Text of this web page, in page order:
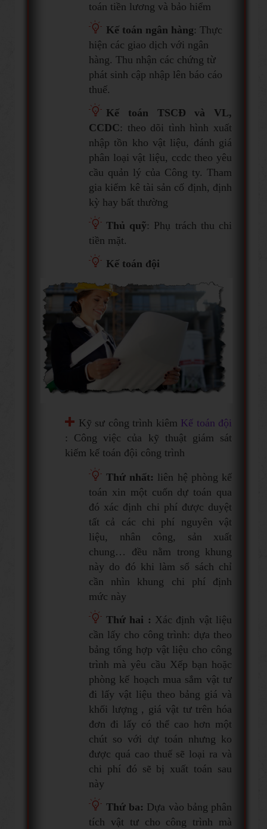
toán tiền lương và bảo hiểm
Kế toán ngân hàng: Thực
hiện các giao dịch với ngân
hàng. Thu nhận các chứng từ
phát sinh cập nhập lên báo cáo
thuế.
Kế toán TSCĐ và VL,
CCDC: theo dõi tình hình xuất
nhập tồn kho vật liệu, đánh giá
phân loại vật liệu, ccdc theo yêu
cầu quản lý của Công ty. Tham
gia kiểm kê tài sản cố định, định
kỳ hay bất thường
Thủ quỹ: Phụ trách thu chi
tiền mặt.
Kế toán đội
Kỹ sư công trình kiêm Kế toán đội
: Công việc của kỹ thuật giám sát
kiếm kế toán đội công trình
Thứ nhất: liên hệ phòng kế
toán xin một cuốn dự toán qua
đó xác định chi phí được duyệt
tất cả các chi phí nguyên vật
liệu, nhân công, sản xuất
chung… đều nằm trong khung
này do đó khi làm sổ sách chỉ
cần nhìn khung chi phí định
mức này
Thứ hai : Xác định vật liệu
cần lấy cho công trình: dựa theo
bảng tổng hợp vật liệu cho công
trình mà yêu cầu Xếp bạn hoặc
phòng kế hoạch mua sắm vật tư
đi lấy vật liệu theo bảng giá và
khối lượng , giá vật tư trên hóa
đơn đi lấy có thể cao hơn một
chút so với dự toán nhưng ko
được quá cao thuế sẽ loại ra và
chi phí đó sẽ bị xuất toán sau
này
Thứ ba: Dựa vào bảng phân
tích vật tư cho công trình mà